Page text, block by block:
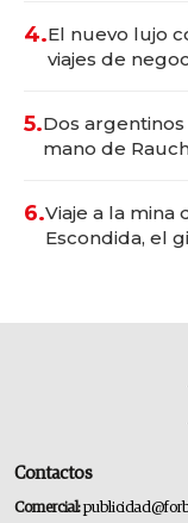
4.El nuevo lujo
viajes de
5.Dos
mano de
6.Viaje a la
Escondida, el
Contactos
Comercial: